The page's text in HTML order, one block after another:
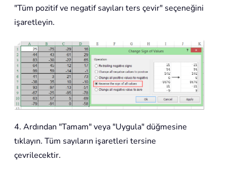
"Tüm pozitif ve negatif sayıları ters çevir" seçeneğini
işaretleyin.
4. Ardından "Tamam" veya "Uygula" düğmesine
tıklayın. Tüm sayıların işaretleri tersine
çevrilecektir.